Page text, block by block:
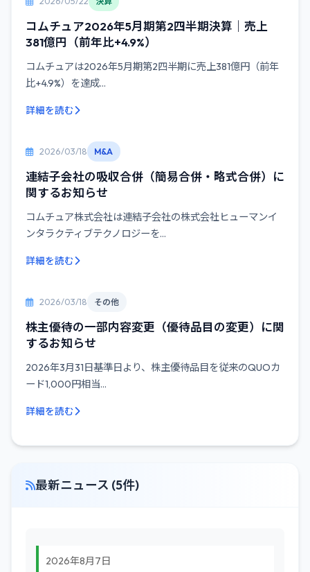
コムチュア2026年5月期第2四半期決算｜売上
381億円（前年比+4.9%）
コムチュアは2026年5月期第2四半期に売上381億円（前年
比+4.9%）を達成...
詳細を読む
2026/03/18 M&A
連結子会社の吸収合併（簡易合併・略式合併）に
関するお知らせ
コムチュア株式会社は連結子会社の株式会社ヒューマンイ
ンタラクティブテクノロジーを...
詳細を読む
2026/03/18 その他
株主優待の一部内容変更（優待品目の変更）に関
するお知らせ
2026年3月31日基準日より、株主優待品目を従来のQUOカ
ード1,000円相当...
詳細を読む
最新ニュース (5件)
2026年8月7日